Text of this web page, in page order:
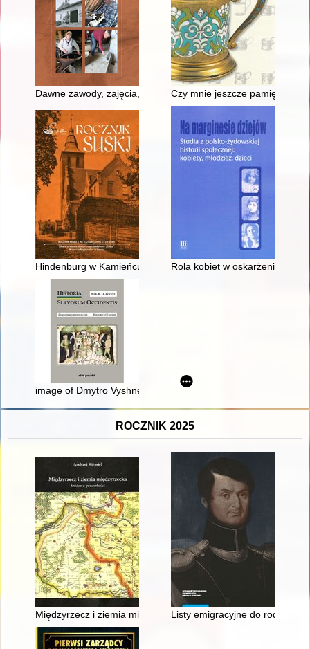
Dawne zawody, zajęcia, pasje mieszkańców Zarszyna i
Czy mnie jeszcze pamiętasz?
Hindenburg w Kamieńcu i FabiankachRola kobiet w oskarżeniach o
image of Dmytro Vyshnevetsky in Ukrainian historiography
ROCZNIK 2025
Międzyrzecz i ziemia międzyrzecka : szkice z przeszłości
Listy emigracyjne do rodziców